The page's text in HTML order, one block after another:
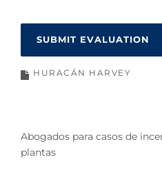
HURACÁN HARVEY
Abogados para casos de
plantas